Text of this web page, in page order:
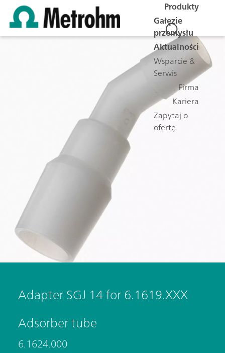
Produkty
Gałęzie
przemysłu
Aktualności
Wsparcie &
Serwis
Firma
Kariera
Zapytaj o
ofertę
Adapter SGJ 14 for 6.1619.XXX
Adsorber tube
6.1624.000